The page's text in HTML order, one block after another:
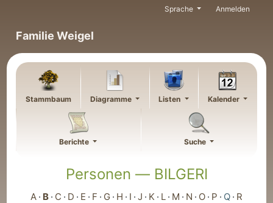
Familie Weigel
Sprache Anmelden
Stammbaum Diagramme Listen Kalender
Berichte Suche
Personen — BILGERI
A B C D E F G H I J K L M N O P Q R